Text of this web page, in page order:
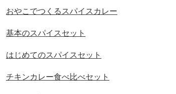
おやこでつくるスパイスカレー
基本のスパイスセット
はじめてのスパイスセット
チキンカレー食べ比べセット